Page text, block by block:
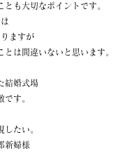
も大切なポイントです。
ますが
は間違いないと思います。
結婚式場
です。
したい。
新婦様